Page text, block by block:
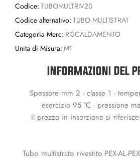
Codice: TUBOMULTRIV20
Codice alternativo: TUBO MULTISTRAT
Categoria Merc: RISCALDAMENTO
Unita di Misura: MT
INFORMAZIONI DEL
Spessore mm 2 - classe 1 -
esercizio 95 °C - pressione
Il prezzo in inserzione si
Tubo multistrato rivestito PEX-AL-